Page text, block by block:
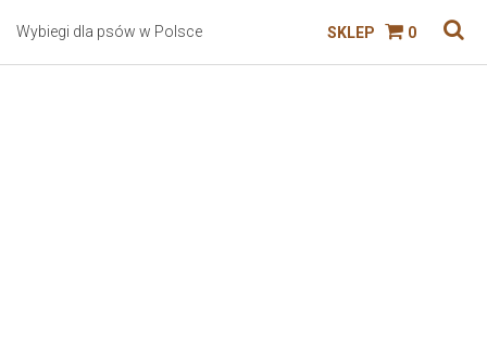
Wybiegi dla psów w Polsce SKLEP 0